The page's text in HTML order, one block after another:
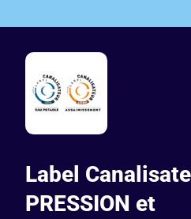
Label
PRESSION et